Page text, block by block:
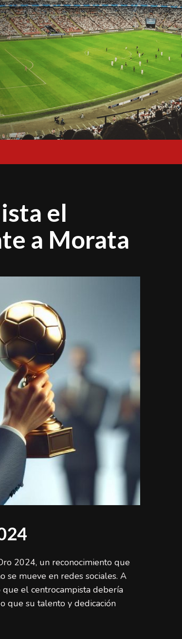
el
a Morata
2024, un reconocimiento que
se mueve en redes sociales. A
el centrocampista debería
que su talento y dedicación